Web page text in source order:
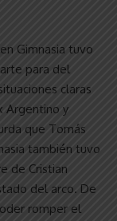
Gimnasia tuvo
para del
claras
Argentino y
que Tomás
también tuvo
de Cristian
del arco. De
romper el